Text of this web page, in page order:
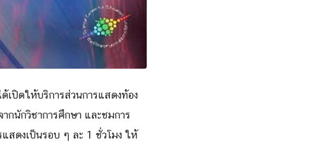
เปิดให้บริการส่วนการแสดงท้อง
กนักวิชาการศึกษา และชมการ
สดงเป็นรอบ ๆ ละ 1 ชั่วโมง ให้